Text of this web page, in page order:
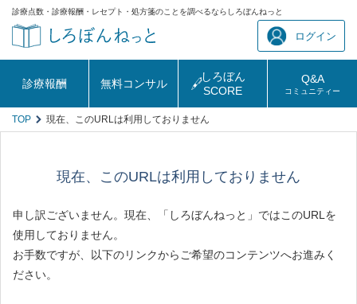
診療点数・診療報酬・レセプト・処方箋のことを調べるならしろぼんねっと
ログイン
診療報酬 無料コンサル
しろぼん
SCORE
Q&A
コミュニティー
TOP 現在、このURLは利用しておりません
現在、このURLは利用しておりません
申し訳ございません。現在、「しろぼんねっと」ではこのURLを
使用しておりません。
お手数ですが、以下のリンクからご希望のコンテンツへお進みく
ださい。